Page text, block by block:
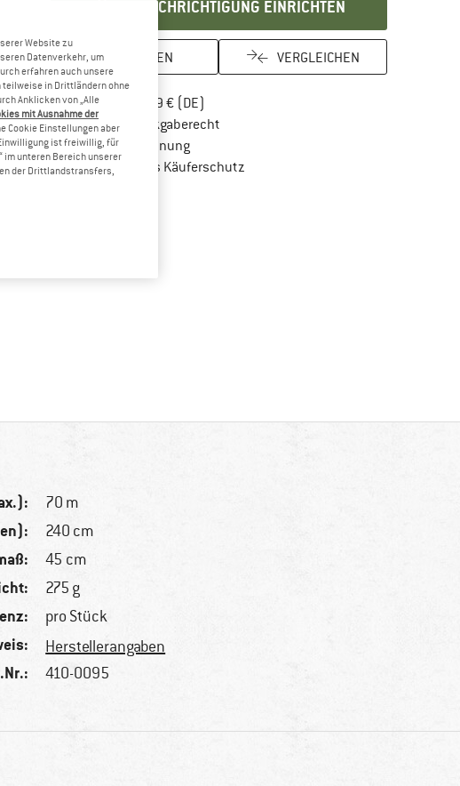
BENACHRICHTIGUNG EINRICHTEN
MERKEN VERGLEICHEN
Portofrei ab 69 € (DE)
100 Tage RückgaberechtGehe hier zu den Rückgabe-Richtlinien
Kauf auf RechnungFinde die Zahlungs-Infos hier! Öffnet sich in
Trusted Shops KäuferschutzFinde alle Infos hier!
70 m
240 cm
45 cm
275 g
pro Stück
Herstellerangaben
410-0095
Website zu
Datenverkehr, um
erfahren auch unsere
teilweise in Drittländern ohne
Anklicken von „Alle
mit Ausnahme der
Cookie Einstellungen aber
ist freiwillig, für
im unteren Bereich unserer
der Drittlandstransfers,